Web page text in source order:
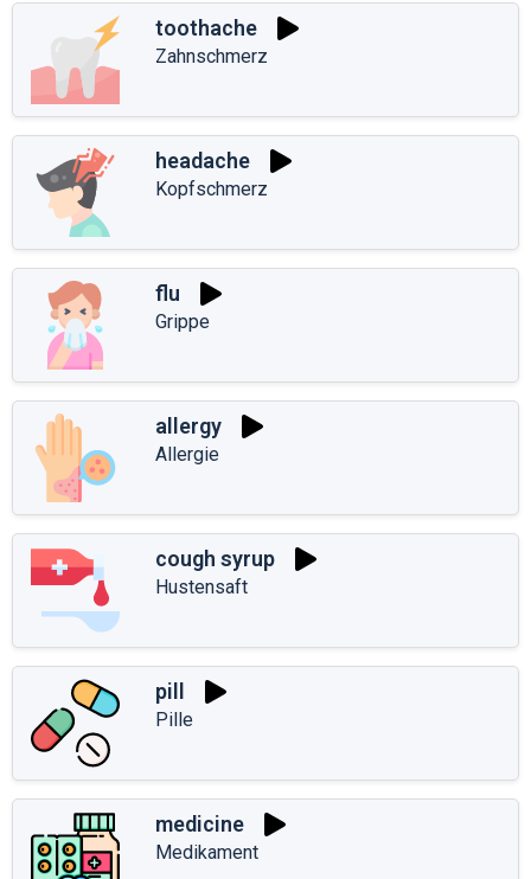
toothache
Zahnschmerz
headache
Kopfschmerz
flu
Grippe
allergy
Allergie
cough syrup
Hustensaft
pill
Pille
medicine
Medikament